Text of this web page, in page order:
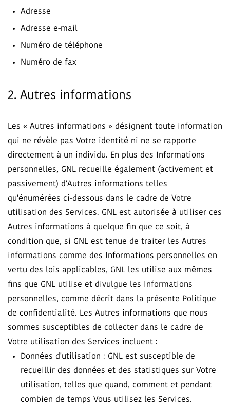
Adresse
Adresse e-mail
Numéro de téléphone
Numéro de fax
2. Autres informations
Les « Autres informations » désignent toute information
qui ne révèle pas Votre identité ni ne se rapporte
directement à un individu. En plus des Informations
personnelles, GNL recueille également (activement et
passivement) d'Autres informations telles
qu'énumérées ci-dessous dans le cadre de Votre
utilisation des Services. GNL est autorisée à utiliser ces
Autres informations à quelque fin que ce soit, à
condition que, si GNL est tenue de traiter les Autres
informations comme des Informations personnelles en
vertu des lois applicables, GNL les utilise aux mêmes
fins que GNL utilise et divulgue les Informations
personnelles, comme décrit dans la présente Politique
de confidentialité. Les Autres informations que nous
sommes susceptibles de collecter dans le cadre de
Votre utilisation des Services incluent :
Données d'utilisation : GNL est susceptible de
recueillir des données et des statistiques sur Votre
utilisation, telles que quand, comment et pendant
combien de temps Vous utilisez les Services.